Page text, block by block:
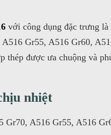
với công dụng đặc trưng
Gr55, A516 Gr60,
thép được ưa chuộng và
nhiệt
Gr70, A516 Gr55, A516